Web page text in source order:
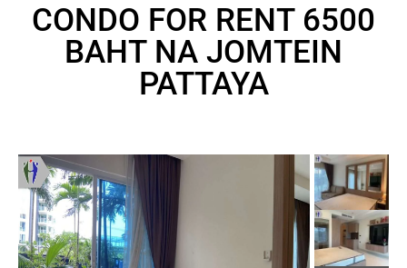
CONDO FOR RENT 6500
BAHT NA JOMTEIN
PATTAYA